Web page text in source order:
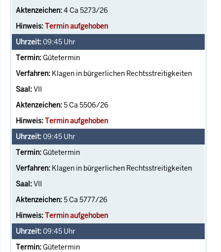
4 Ca 5273/26
Termin aufgehoben
09:45 Uhr
Gütetermin
Klagen in bürgerlichen Rechtsstreitigkeiten
VII
5 Ca 5506/26
Termin aufgehoben
09:45 Uhr
Gütetermin
Klagen in bürgerlichen Rechtsstreitigkeiten
VII
5 Ca 5777/26
Termin aufgehoben
09:45 Uhr
Gütetermin